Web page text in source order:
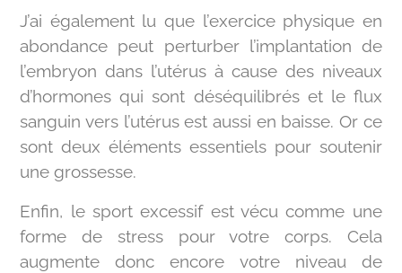
J’ai également lu que l’exercice physique en
abondance peut perturber l’implantation de
l’embryon dans l’utérus à cause des niveaux
d’hormones qui sont déséquilibrés et le flux
sanguin vers l’utérus est aussi en baisse. Or ce
sont deux éléments essentiels pour soutenir
une grossesse.
Enfin, le sport excessif est vécu comme une
forme de stress pour votre corps. Cela
augmente donc encore votre niveau de